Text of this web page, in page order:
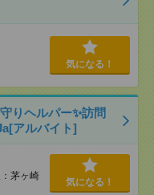
気になる！
りヘルパー✨訪問
アルバイト]
茅ヶ崎
気になる！